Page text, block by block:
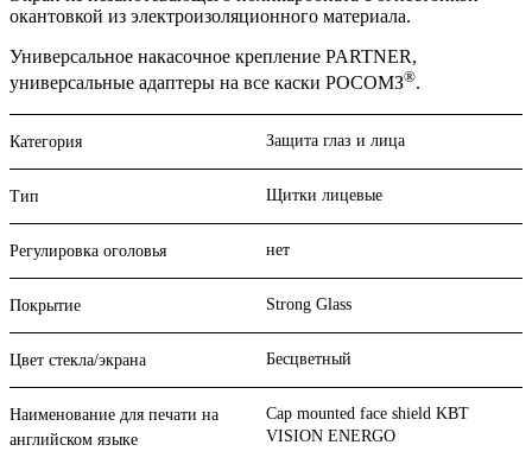
окантовкой из электроизоляционного материала.
Универсальное накасочное крепление PARTNER,
универсальные адаптеры на все каски РОСОМЗ®.
Категория Защита глаз и лица
Тип Щитки лицевые
Регулировка оголовья нет
Покрытие Strong Glass
Цвет стекла/экрана Бесцветный
Наименование для печати на
английском языке
Cap mounted face shield KBT
VISION ENERGO